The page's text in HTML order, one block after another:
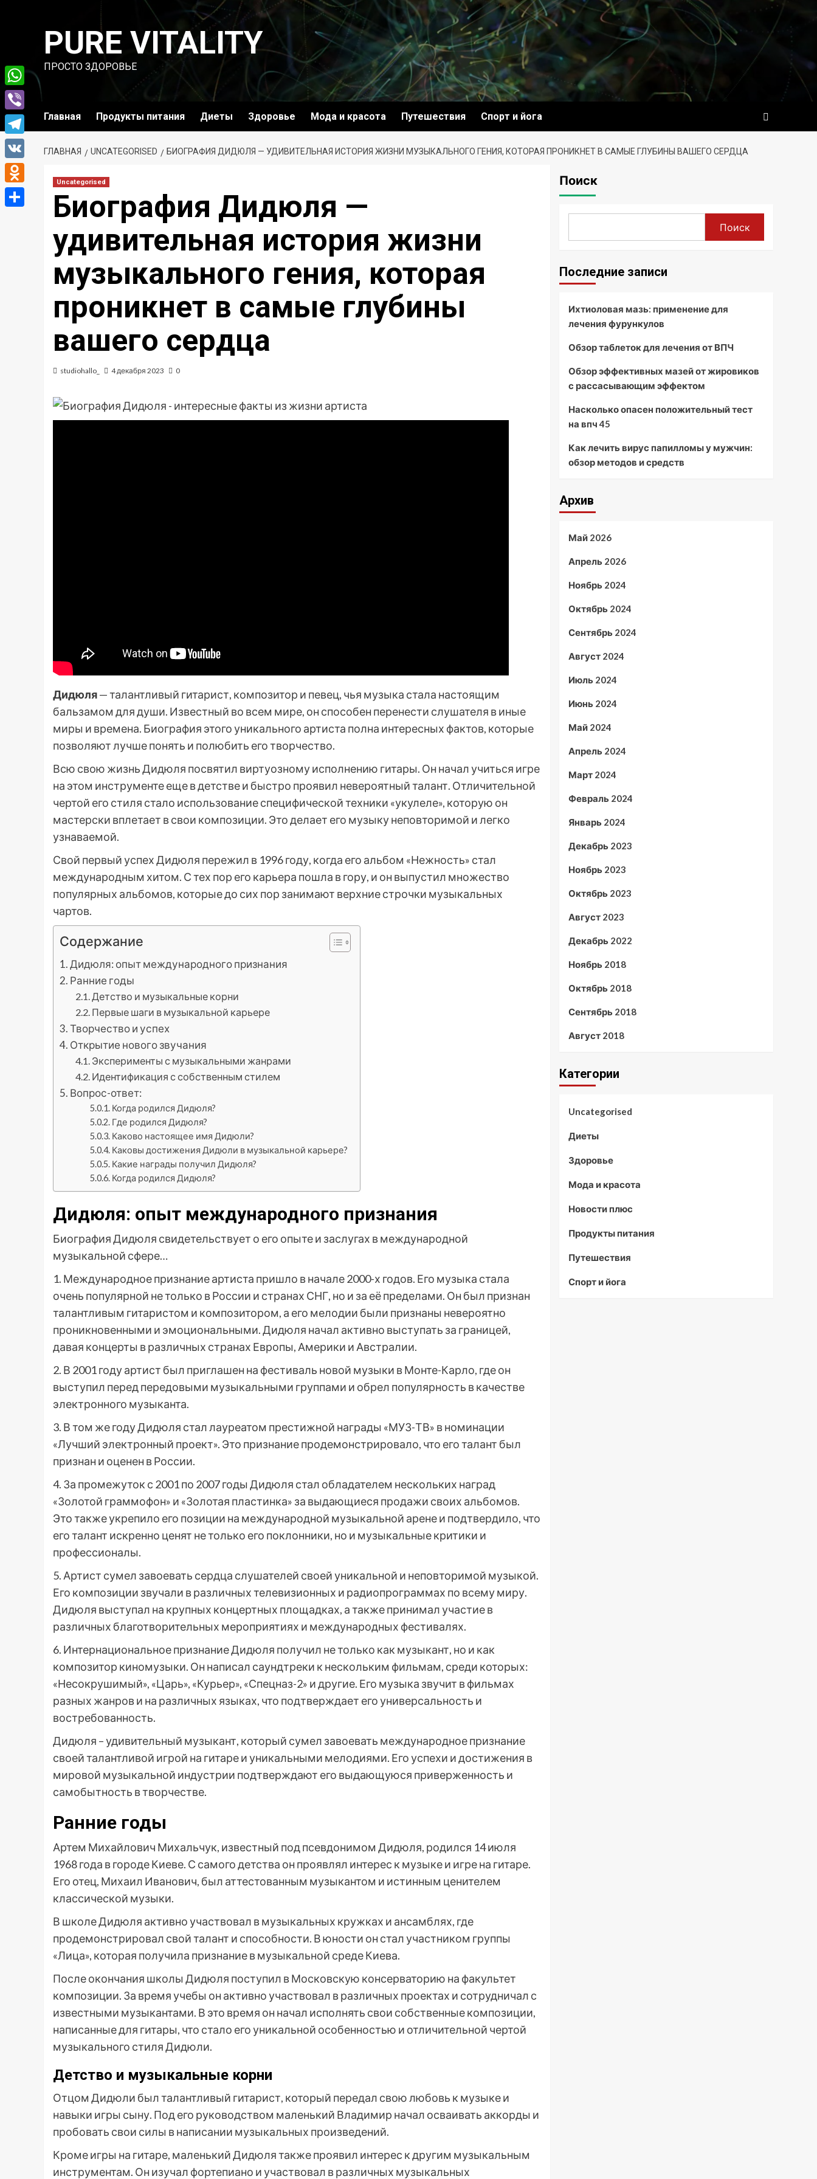
содержимомуPURE VITALITY
ПРОСТО ЗДОРОВЬЕ
Главная Продукты питания Диеты Здоровье Мода и красота Путешествия Спорт и йога
ГЛАВНАЯ UNCATEGORISED БИОГРАФИЯ ДИДЮЛЯ — УДИВИТЕЛЬНАЯ ИСТОРИЯ ЖИЗНИ МУЗЫКАЛЬНОГО ГЕНИЯ, КОТОРАЯ ПРОНИКНЕТ В САМЫЕ ГЛУБИНЫ ВАШЕГО СЕРДЦА
Uncategorised
Биография Дидюля —
удивительная история жизни
музыкального гения, которая
проникнет в самые глубины
вашего сердца
studiohallo_ 4 декабря 2023 0
Дидюля— талантливый гитарист, композитор и певец, чья музыка стала настоящим
бальзамом для души. Известный во всем мире, он способен перенести слушателя в иные
миры и времена. Биография этого уникального артиста полна интересных фактов, которые
позволяют лучше понять и полюбить его творчество.
Всю свою жизнь Дидюля посвятил виртуозному исполнению гитары. Он начал учиться игре
на этом инструменте еще в детстве и быстро проявил невероятный талант. Отличительной
чертой его стиля стало использование специфической техники «укулеле», которую он
мастерски вплетает в свои композиции. Это делает его музыку неповторимой и легко
узнаваемой.
Свой первый успех Дидюля пережил в 1996 году, когда его альбом «Нежность» стал
международным хитом. С тех пор его карьера пошла в гору, и он выпустил множество
популярных альбомов, которые до сих пор занимают верхние строчки музыкальных
чартов.
Содержание
Дидюля: опыт международного признания
Ранние годы
Детство и музыкальные корни
Первые шаги в музыкальной карьере
Творчество и успех
Открытие нового звучания
Эксперименты с музыкальными жанрами
Идентификация с собственным стилем
Вопрос-ответ:
Когда родился Дидюля?
Где родился Дидюля?
Каково настоящее имя Дидюли?
Каковы достижения Дидюли в музыкальной карьере?
Какие награды получил Дидюля?
Когда родился Дидюля?
Дидюля: опыт международного признания
Биография Дидюля свидетельствует о его опыте и заслугах в международной
музыкальной сфере…
1. Международное признание артиста пришло в начале 2000-х годов. Его музыка стала
очень популярной не только в России и странах СНГ, но и за её пределами. Он был признан
талантливым гитаристом и композитором, а его мелодии были признаны невероятно
проникновенными и эмоциональными. Дидюля начал активно выступать за границей,
давая концерты в различных странах Европы, Америки и Австралии.
2. В 2001 году артист был приглашен на фестиваль новой музыки в Монте-Карло, где он
выступил перед передовыми музыкальными группами и обрел популярность в качестве
электронного музыканта.
3. В том же году Дидюля стал лауреатом престижной награды «МУЗ-ТВ» в номинации
«Лучший электронный проект». Это признание продемонстрировало, что его талант был
признан и оценен в России.
4. За промежуток с 2001 по 2007 годы Дидюля стал обладателем нескольких наград
«Золотой граммофон» и «Золотая пластинка» за выдающиеся продажи своих альбомов.
Это также укрепило его позиции на международной музыкальной арене и подтвердило, что
его талант искренно ценят не только его поклонники, но и музыкальные критики и
профессионалы.
5. Артист сумел завоевать сердца слушателей своей уникальной и неповторимой музыкой.
Его композиции звучали в различных телевизионных и радиопрограммах по всему миру.
Дидюля выступал на крупных концертных площадках, а также принимал участие в
различных благотворительных мероприятиях и международных фестивалях.
6. Интернациональное признание Дидюля получил не только как музыкант, но и как
композитор киномузыки. Он написал саундтреки к нескольким фильмам, среди которых:
«Несокрушимый», «Царь», «Курьер», «Спецназ-2» и другие. Его музыка звучит в фильмах
разных жанров и на различных языках, что подтверждает его универсальность и
востребованность.
Дидюля – удивительный музыкант, который сумел завоевать международное признание
своей талантливой игрой на гитаре и уникальными мелодиями. Его успехи и достижения в
мировой музыкальной индустрии подтверждают его выдающуюся приверженность и
самобытность в творчестве.
Ранние годы
Артем Михайлович Михальчук, известный под псевдонимом Дидюля, родился 14 июля
1968 года в городе Киеве. С самого детства он проявлял интерес к музыке и игре на гитаре.
Его отец, Михаил Иванович, был аттестованным музыкантом и истинным ценителем
классической музыки.
В школе Дидюля активно участвовал в музыкальных кружках и ансамблях, где
продемонстрировал свой талант и способности. В юности он стал участником группы
«Лица», которая получила признание в музыкальной среде Киева.
После окончания школы Дидюля поступил в Московскую консерваторию на факультет
композиции. За время учебы он активно участвовал в различных проектах и сотрудничал с
известными музыкантами. В это время он начал исполнять свои собственные композиции,
написанные для гитары, что стало его уникальной особенностью и отличительной чертой
музыкального стиля Дидюли.
Детство и музыкальные корни
Отцом Дидюли был талантливый гитарист, который передал свою любовь к музыке и
навыки игры сыну. Под его руководством маленький Владимир начал осваивать аккорды и
пробовать свои силы в написании музыкальных произведений.
Кроме игры на гитаре, маленький Дидюля также проявил интерес к другим музыкальным
инструментам. Он изучал фортепиано и участвовал в различных музыкальных
Поиск
Поиск
Последние записи
Ихтиоловая мазь: применение для
лечения фурункулов
Обзор таблеток для лечения от ВПЧ
Обзор эффективных мазей от жировиков
с рассасывающим эффектом
Насколько опасен положительный тест
на впч 45
Как лечить вирус папилломы у мужчин:
обзор методов и средств
Архив
Май 2026
Апрель 2026
Ноябрь 2024
Октябрь 2024
Сентябрь 2024
Август 2024
Июль 2024
Июнь 2024
Май 2024
Апрель 2024
Март 2024
Февраль 2024
Январь 2024
Декабрь 2023
Ноябрь 2023
Октябрь 2023
Август 2023
Декабрь 2022
Ноябрь 2018
Октябрь 2018
Сентябрь 2018
Август 2018
Категории
Uncategorised
Диеты
Здоровье
Мода и красота
Новости плюс
Продукты питания
Путешествия
Спорт и йога
WhatsApp
Viber
Telegram
VK
Odnoklassniki
Отправить